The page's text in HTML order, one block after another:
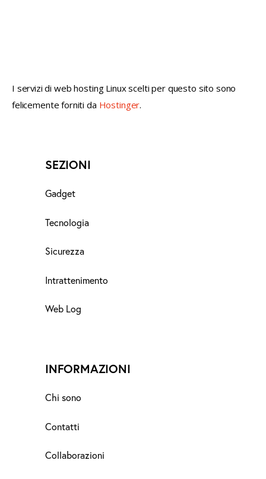
I servizi di web hosting Linux scelti per questo sito sono
felicemente forniti da Hostinger.
SEZIONI
Gadget
Tecnologia
Sicurezza
Intrattenimento
Web Log
INFORMAZIONI
Chi sono
Contatti
Collaborazioni